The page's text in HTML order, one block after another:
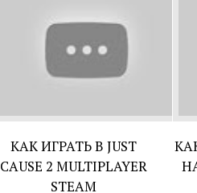
КАК ИГРАТЬ В JUST
CAUSE 2 MULTIPLAYER
STEAM